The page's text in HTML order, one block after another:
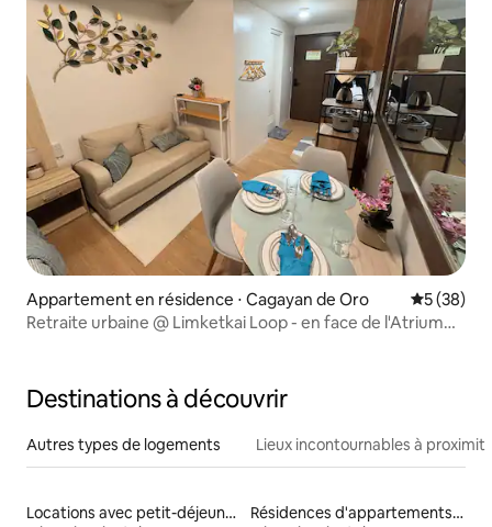
Appartement en résidence ⋅ Cagayan de Oro
5 (38)
Retraite urbaine @ Limketkai Loop - en face de l'Atrium
Destinations à découvrir
Autres types de logements Lieux incontournables à
Locations avec petit-déjeuner
Résidences d'appartements en location